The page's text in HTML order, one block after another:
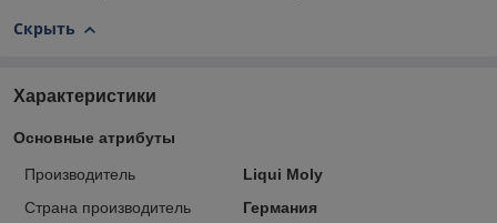
Скрыть
Характеристики
Основные атрибуты
Производитель
Liqui Moly
Страна производитель
Германия